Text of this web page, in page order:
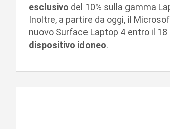
esclusivo del 10% sulla gamma
Inoltre, a partire da oggi, il
nuovo Surface Laptop 4 entro il
dispositivo idoneo.